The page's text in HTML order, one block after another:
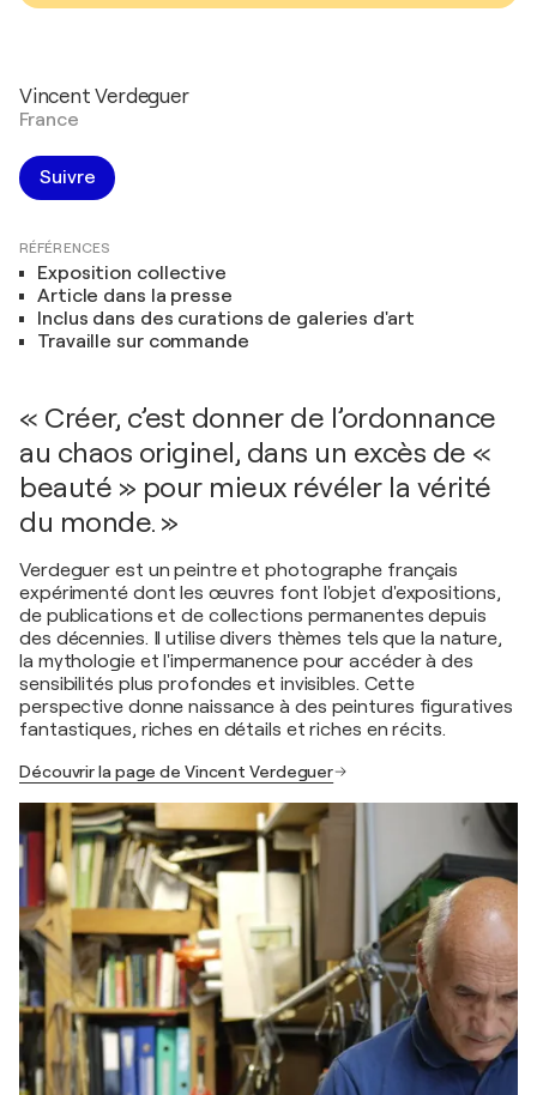
Vincent Verdeguer
France
Suivre
RÉFÉRENCES
Exposition collective
Article dans la presse
Inclus dans des curations de galeries d'art
Travaille sur commande
« Créer, c’est donner de l’ordonnance
au chaos originel, dans un excès de «
beauté » pour mieux révéler la vérité
du monde. »
Verdeguer est un peintre et photographe français
expérimenté dont les œuvres font l'objet d'expositions,
de publications et de collections permanentes depuis
des décennies. Il utilise divers thèmes tels que la nature,
la mythologie et l'impermanence pour accéder à des
sensibilités plus profondes et invisibles. Cette
perspective donne naissance à des peintures figuratives
fantastiques, riches en détails et riches en récits.
Découvrir la page de Vincent Verdeguer